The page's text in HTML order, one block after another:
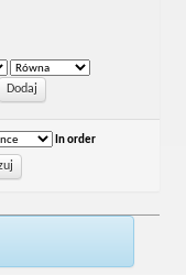
In order